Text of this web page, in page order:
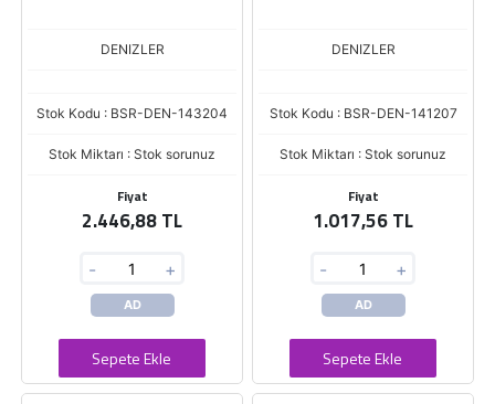
DENIZLER
Stok Kodu : BSR-DEN-143204
Stok Miktarı : Stok sorunuz
Fiyat
2.446,88 TL
- +
AD
Sepete Ekle
DENIZLER
Stok Kodu : BSR-DEN-141207
Stok Miktarı : Stok sorunuz
Fiyat
1.017,56 TL
- +
AD
Sepete Ekle